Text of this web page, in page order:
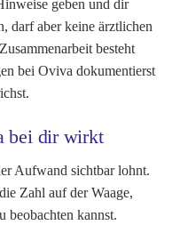
geben und dir
darf aber keine ärztlichen
besteht
bei Oviva dokumentierst
bei dir wirkt
Aufwand sichtbar lohnt.
Zahl auf der Waage,
beobachten kannst.